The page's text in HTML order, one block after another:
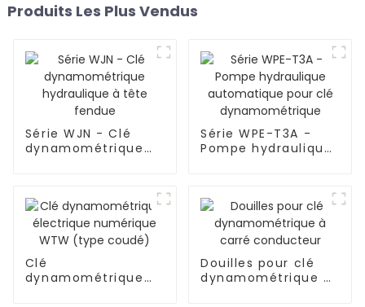
Produits Les Plus Vendus
Série WJN - Clé
dynamométrique
Série WPE-T3A -
Pompe hydraulique
Clé
dynamométrique
Douilles pour clé
dynamométrique à